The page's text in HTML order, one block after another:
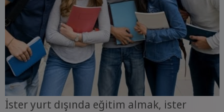
İster yurt dışında eğitim almak, ister